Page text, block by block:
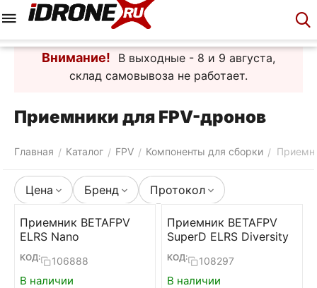
Внимание!
В выходные - 8 и 9 августа,
склад самовывоза не работает.
Приемники для FPV-дронов
Главная / Каталог / FPV / Компоненты для сборки /
Цена Бренд Протокол
Приемник BETAFPV
ELRS Nano
КОД: 106888
В наличии
Приемник BETAFPV
SuperD ELRS Diversity
КОД: 108297
В наличии
Корзина